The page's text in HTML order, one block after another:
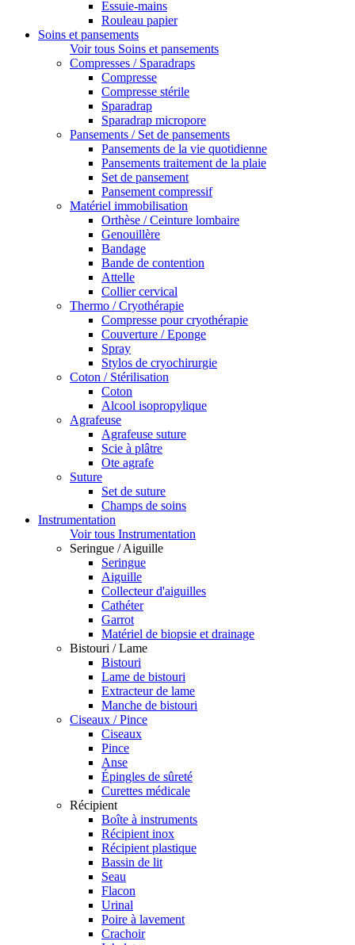
Essuie-mains
Rouleau papier
Soins et pansements
Voir tous Soins et pansements
Compresses / Sparadraps
Compresse
Compresse stérile
Sparadrap
Sparadrap micropore
Pansements / Set de pansements
Pansements de la vie quotidienne
Pansements traitement de la plaie
Set de pansement
Pansement compressif
Matériel immobilisation
Orthèse / Ceinture lombaire
Genouillère
Bandage
Bande de contention
Attelle
Collier cervical
Thermo / Cryothérapie
Compresse pour cryothérapie
Couverture / Eponge
Spray
Stylos de cryochirurgie
Coton / Stérilisation
Coton
Alcool isopropylique
Agrafeuse
Agrafeuse suture
Scie à plâtre
Ote agrafe
Suture
Set de suture
Champs de soins
Instrumentation
Voir tous Instrumentation
Seringue / Aiguille
Seringue
Aiguille
Collecteur d'aiguilles
Cathéter
Garrot
Matériel de biopsie et drainage
Bistouri / Lame
Bistouri
Lame de bistouri
Extracteur de lame
Manche de bistouri
Ciseaux / Pince
Ciseaux
Pince
Anse
Épingles de sûreté
Curettes médicale
Récipient
Boîte à instruments
Récipient inox
Récipient plastique
Bassin de lit
Seau
Flacon
Urinal
Poire à lavement
Crachoir